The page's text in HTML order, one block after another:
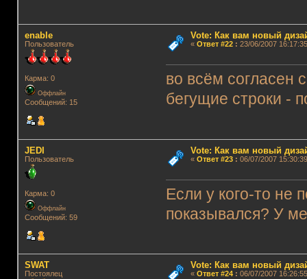
enable
Пользователь
Карма: 0
Оффлайн
Сообщений: 15
Vote: Как вам новый
« Ответ #22: 23/06/2007
во всём
бегущие строки -
JEDI
Пользователь
Карма: 0
Оффлайн
Сообщений: 59
Vote: Как вам новый
« Ответ #23: 06/07/2007
Если у кого-то не
показывался? У
SWAT
Постоялец
Vote: Как вам новый
« Ответ #24: 06/07/2007